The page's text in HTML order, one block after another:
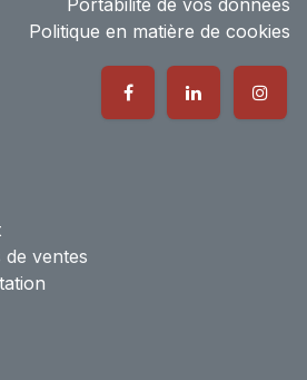
Politique en matière de cookies
de ventes